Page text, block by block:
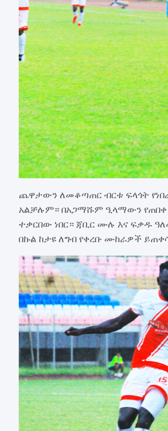
ጨዋታውን ለመቆጣጠር ብርቱ ፍላጎት
አልቻሉም። በአጋማሹም ዒላማውን
ተቃርበው ነበር። ጃቢር ሙሉ እና ፍቃዱ
በኩል ከታዩ ለግብ የቀረቡ ሙከራዎች